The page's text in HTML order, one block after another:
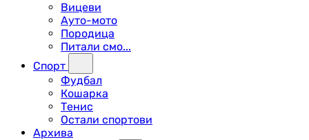
Вицеви
Ауто-мото
Породица
Питали смо...
Спорт
Фудбал
Кошарка
Тенис
Остали спортови
Архива